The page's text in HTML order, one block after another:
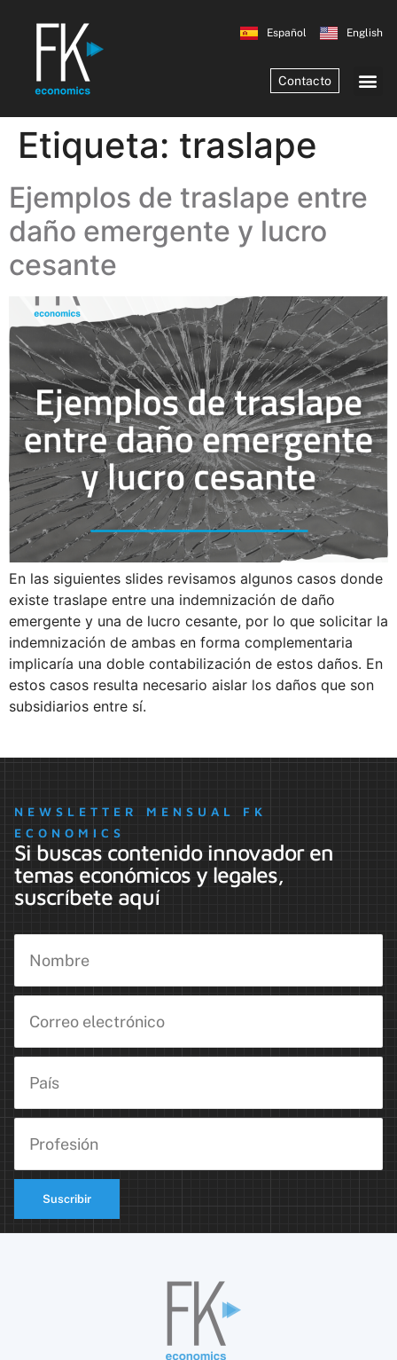
Español English
Contacto
Etiqueta: traslape
Ejemplos de traslape entre
daño emergente y lucro
cesante
En las siguientes slides revisamos algunos casos donde
existe traslape entre una indemnización de daño
emergente y una de lucro cesante, por lo que solicitar la
indemnización de ambas en forma complementaria
implicaría una doble contabilización de estos daños. En
estos casos resulta necesario aislar los daños que son
subsidiarios entre sí.
NEWSLETTER MENSUAL FK
ECONOMICS
Si buscas contenido innovador en
temas económicos y legales,
suscríbete aquí
Suscribir